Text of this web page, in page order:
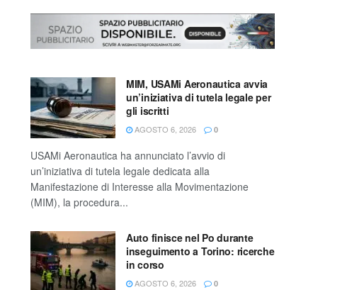
MIM, USAMi Aeronautica avvia
un’iniziativa di tutela legale per
gli iscritti
AGOSTO 6, 2026 0
USAMi Aeronautica ha annunciato l’avvio di
un’iniziativa di tutela legale dedicata alla
Manifestazione di Interesse alla Movimentazione
(MIM), la procedura...
Auto finisce nel Po durante
inseguimento a Torino: ricerche
in corso
AGOSTO 6, 2026 0